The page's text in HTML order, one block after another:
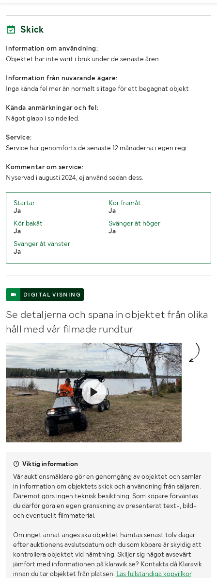
Transportlängd
Transportbredd
Skick
Information om användning:
Objektet har inte varit i bruk under de senaste åren
Information från nuvarande ägare:
Inga kända fel mer än normalt slitage för ett begagnat objekt
Kända anmärkningar och fel:
Något glapp i spindelled.
Service:
Service har genomförts de senaste 12 månaderna i egen regi
Kommentar om service:
Nyservad i augusti 2024, ej använd sedan dess.
Startar
Ja
Kör framåt
Ja
Kör bakåt
Ja
Svänger åt höger
Ja
Svänger åt vänster
Ja
DIGITAL VISNING
Se detaljerna och spana in objektet från olika
håll med vår filmade rundtur
Viktig information
Vår auktionsmäklare gör en genomgång av objektet och samlar
in information om objektets skick och användning från säljaren.
Däremot görs ingen teknisk besiktning. Som köpare förväntas
du därför göra en egen granskning av presenterat text-, bild-
och eventuellt filmmaterial.
Om inget annat anges ska objektet hämtas senast tolv dagar
efter auktionens avslutsdatum och du som köpare är skyldig att
kontrollera objektet vid hämtning. Skiljer sig något avsevärt
jämfört med informationen på klaravik.se? Kontakta då Klaravik
innan du tar objektet från platsen. Läs fullständiga köpvillkor.